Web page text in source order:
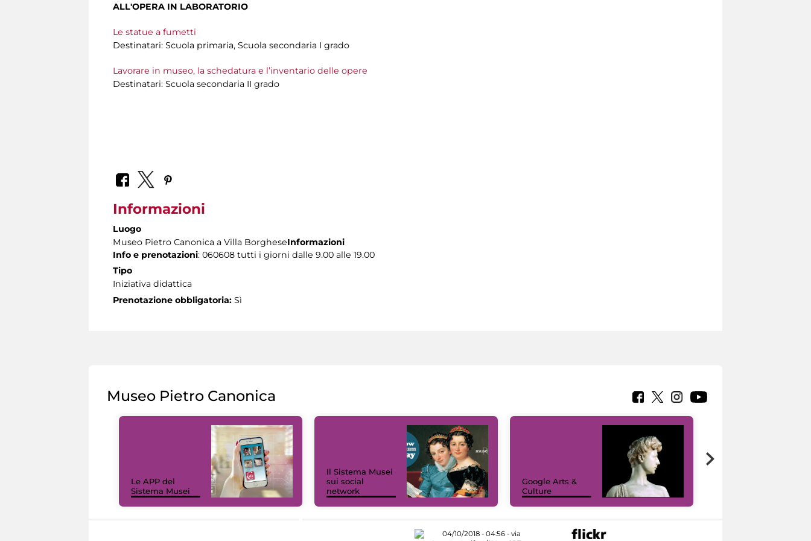
ALL'OPERA IN LABORATORIO
Le statue a fumetti
Destinatari: Scuola primaria, Scuola secondaria I grado
Lavorare in museo, la schedatura e l’inventario delle opere
Destinatari: Scuola secondaria II grado
Informazioni
Luogo
Museo Pietro Canonica a Villa BorgheseInformazioni
Info e prenotazioni: 060608 tutti i giorni dalle 9.00 alle 19.00
Tipo
Iniziativa didattica
Prenotazione obbligatoria: Sì
Museo Pietro Canonica
Le APP del
Sistema Musei
Il Sistema Musei
sui social
network
Google Arts &
Culture